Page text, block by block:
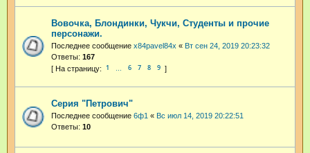
Вовочка, Блондинки, Чукчи, Студенты и прочие
персонажи.
Последнее сообщение x84pavel84x « Вт сен 24, 2019 20:23:32
Ответы: 167
1 6 7 8 9
Серия "Петрович"
Последнее сообщение 6ф1 « Вс июл 14, 2019 20:22:51
Ответы: 10